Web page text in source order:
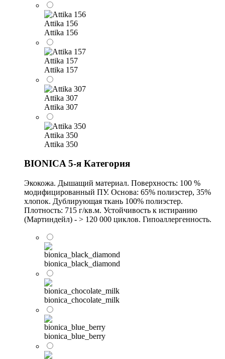
Attika 156
Attika 156
Attika 157
Attika 157
Attika 307
Attika 307
Attika 350
Attika 350
BIONICA 5-я Категория
Экокожа. Дышащий материал. Поверхность: 100 %
модифицированный ПУ. Основа: 65% полиэстер, 35%
хлопок. Дублирующая ткань 100% полиэстер.
Плотность: 715 г/кв.м. Устойчивость к истиранию
(Мартиндейл) - > 120 000 циклов. Гипоаллергенность.
bionica_black_diamond
bionica_chocolate_milk
bionica_blue_berry